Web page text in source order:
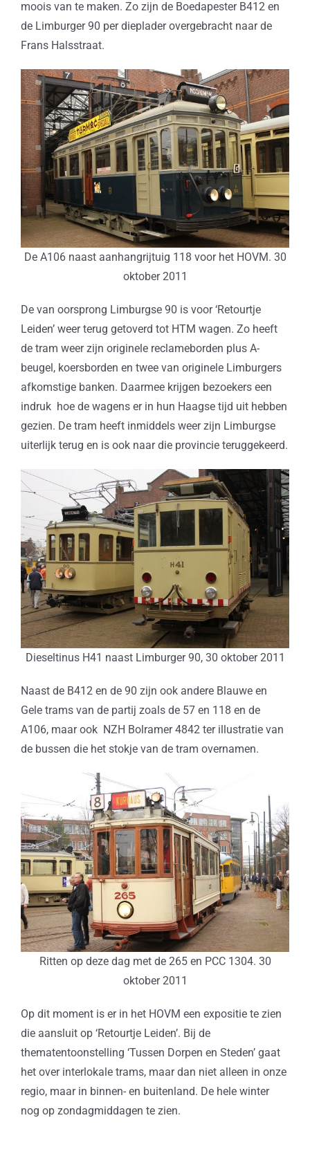
moois van te maken. Zo zijn de Boedapester B412 en
de Limburger 90 per dieplader overgebracht naar de
Frans Halsstraat.
De A106 naast aanhangrijtuig 118 voor het HOVM. 30
oktober 2011
De van oorsprong Limburgse 90 is voor ‘Retourtje
Leiden’ weer terug getoverd tot HTM wagen. Zo heeft
de tram weer zijn originele reclameborden plus A-
beugel, koersborden en twee van originele Limburgers
afkomstige banken. Daarmee krijgen bezoekers een
indruk hoe de wagens er in hun Haagse tijd uit hebben
gezien. De tram heeft inmiddels weer zijn Limburgse
uiterlijk terug en is ook naar die provincie teruggekeerd.
Dieseltinus H41 naast Limburger 90, 30 oktober 2011
Naast de B412 en de 90 zijn ook andere Blauwe en
Gele trams van de partij zoals de 57 en 118 en de
A106, maar ook NZH Bolramer 4842 ter illustratie van
de bussen die het stokje van de tram overnamen.
Ritten op deze dag met de 265 en PCC 1304. 30
oktober 2011
Op dit moment is er in het HOVM een expositie te zien
die aansluit op ‘Retourtje Leiden’. Bij de
thematentoonstelling ‘Tussen Dorpen en Steden’ gaat
het over interlokale trams, maar dan niet alleen in onze
regio, maar in binnen- en buitenland. De hele winter
nog op zondagmiddagen te zien.